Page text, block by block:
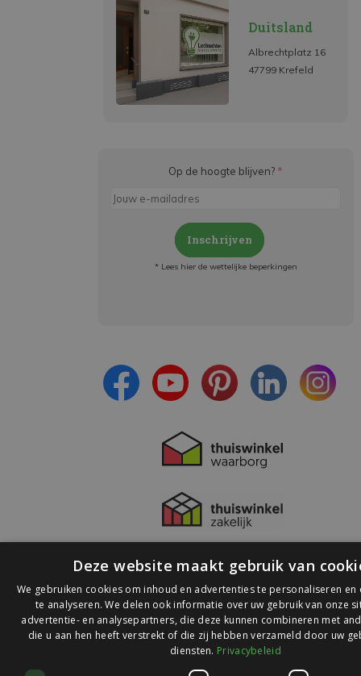
Duitsland
Albrechtplatz 16
47799 Krefeld
Op de hoogte blijven? *
Inschrijven
* Lees hier de wettelijke beperkingen
© 2026 Ledlichtdiscounter.nl
Deze website maakt gebruik van
We gebruiken cookies om inhoud en advertenties te personaliseren en
te analyseren. We delen ook informatie over uw gebruik van onze
advertentie- en analysepartners, die deze kunnen combineren met
die u aan hen heeft verstrekt of die zij hebben verzameld door uw
diensten. Privacybeleid